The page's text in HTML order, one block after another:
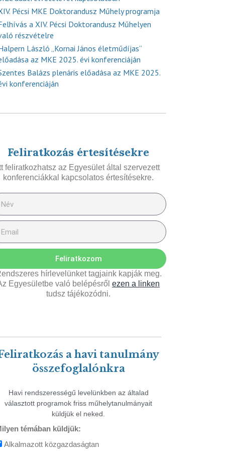
Pécsi MKE Doktorandusz Műhely programja
a XIV. Pécsi Doktorandusz Műhelyen
részvételre
László „Kornai János életműdíjas”
az MKE 2025. évi konferenciáján
Balázs plenáris előadása az MKE 2025.
konferenciáján
Feliratkozás értesítésekre
feliratkozhatsz az Egyesület által szervezett
konferenciákkal kapcsolatos értesítésekre.
Feliratkozom
hírlevelünket tagjaink kapják meg.
Egyesületbe való belépésről ezen a linken
tudsz tájékozódni.
a havi tanulmány
összefoglalónkra
Havi rendszerességű levelünkben az általad
választott programok friss műhelytanulmányait
küldjük el neked.
témában küldjük:
Alkalmazott közgazdaságtan